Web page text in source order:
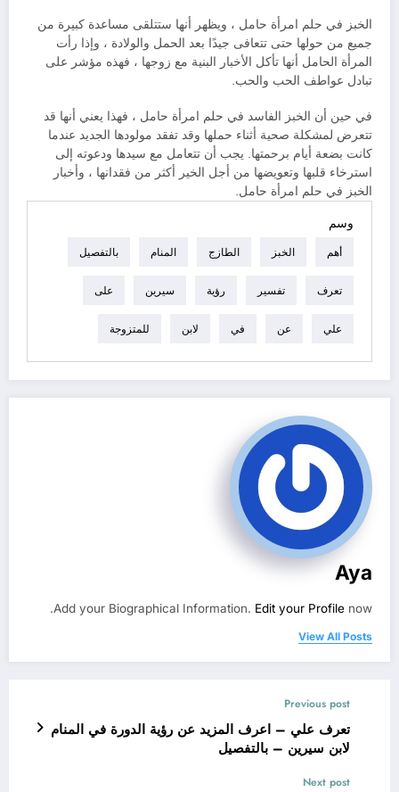
الخبز في حلم امرأة حامل ، ويظهر أنها ستتلقى مساعدة كبيرة من
جميع من حولها حتى تتعافى جيدًا بعد الحمل والولادة ، وإذا رأت
المرأة الحامل أنها تأكل الأخبار البنية مع زوجها ، فهذه مؤشر على
تبادل عواطف الحب والحب.
في حين أن الخبز الفاسد في حلم امرأة حامل ، فهذا يعني أنها قد
تتعرض لمشكلة صحية أثناء حملها وقد تفقد مولودها الجديد عندما
كانت بضعة أيام برحمتها. يجب أن تتعامل مع سيدها ودعوته إلى
استرخاء قلبها وتعويضها من أجل الخير أكثر من فقدانها ، وأخبار
الخبز في حلم امرأة حامل.
وسم
أهم الخبز الطازج المنام بالتفصيل
تعرف تفسير رؤية سيرين على
علي عن في لابن للمتزوجة
Aya
Add your Biographical Information. Edit your Profile now.
View All Posts
Previous post
تعرف علي – اعرف المزيد عن رؤية الدورة في المنام
لابن سيرين – بالتفصيل
Next post